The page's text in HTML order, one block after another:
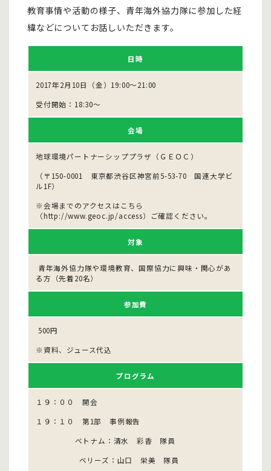
教育事情や活動の様子、青年海外協力隊に参加した経
緯などについてお話しいただきます。
日時
2017年2月10日（金）19:00～21:00
受付開始：18:30～
会場
地球環境パートナーシッププラザ（ＧＥＯＣ）
（〒150-0001 東京都渋谷区神宮前5-53-70 国連大学ビ
ル1F）
※会場までのアクセスはこちら
（http://www.geoc.jp/access）ご確認ください。
対象
青年海外協力隊や環境教育、国際協力に興味・関心があ
る方（先着20名）
参加費
500円
※資料、ジュース代込
プログラム
１９：００ 開会
１９：１０ 第1部 事例報告
ベトナム：清水 彩香 隊員
ベリーズ：山口 栄美 隊員